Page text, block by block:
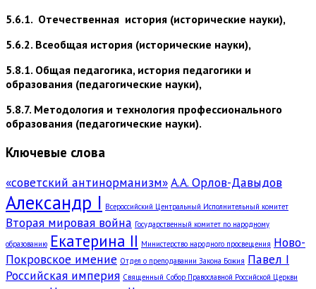
5.6.1. Отечественная история (исторические науки),
5.6.2. Всеобщая история (исторические науки),
5.8.1. Общая педагогика, история педагогики и
образования (педагогические науки),
5.8.7. Методология и технология профессионального
образования (педагогические науки).
Ключевые слова
«советский антинорманизм»А.А. Орлов-Давыдов
Александр I Всероссийский Центральный Исполнительный комитет
Вторая мировая война Государственный комитет по народному
образованию Екатерина II Министерство народного просвещения Ново-
Покровское имение Отдел о преподавании Закона Божия Павел I
Российская империя Священный Собор Православной Российской Церкви